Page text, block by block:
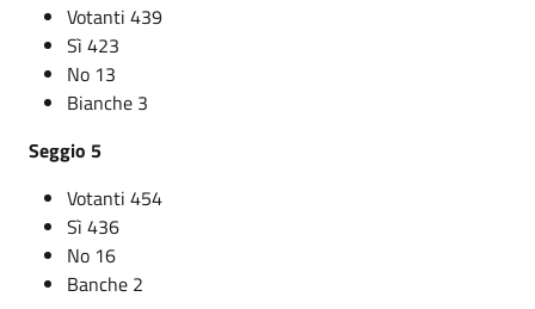
Votanti 439
Sì 423
No 13
Bianche 3
Seggio 5
Votanti 454
Sì 436
No 16
Banche 2